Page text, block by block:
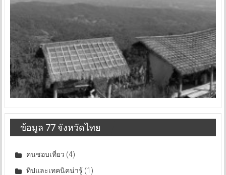
ข้อมูล 77 จังหวัดไทย
คนชอบเที่ยว (4)
ทิปและเทคนิคน่ารู้(1)